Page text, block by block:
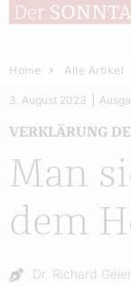
Home Alle Artikel
Man
dem
VERKLÄRUNG
3. August 2023
Autor:
Dr. Richard Geier